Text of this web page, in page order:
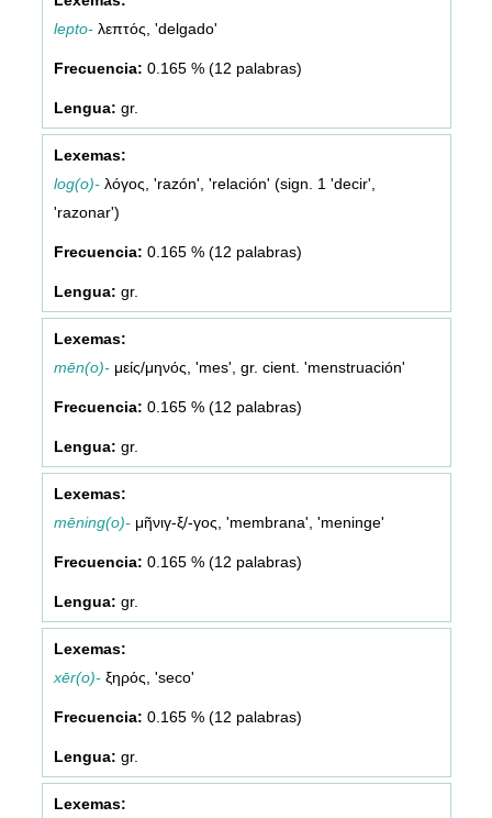
lepto-λεπτός, 'delgado'
0.165 % (12 palabras)
gr.
log(o)-λόγος, 'razón', 'relación' (sign. 1 'decir',
'razonar')
0.165 % (12 palabras)
gr.
mēn(o)-μείς/μηνός, 'mes', gr. cient. 'menstruación'
0.165 % (12 palabras)
gr.
mēning(o)-μῆνιγ-ξ/-γος, 'membrana', 'meninge'
0.165 % (12 palabras)
gr.
xēr(o)-ξηρός, 'seco'
0.165 % (12 palabras)
gr.